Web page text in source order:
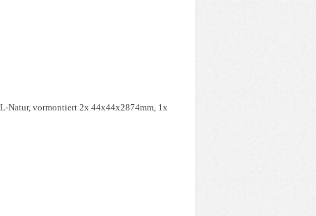
Natur, vormontiert 2x 44x44x2874mm, 1x